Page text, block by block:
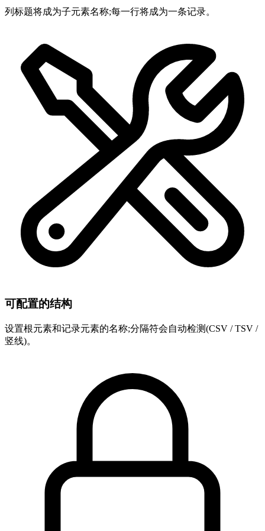
列标题将成为子元素名称;每一行将成为一条记录。
可配置的结构
设置根元素和记录元素的名称;分隔符会自动检测(CSV / TSV /
竖线)。